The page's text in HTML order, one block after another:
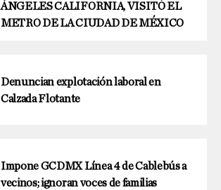
ÁNGELES CALIFORNIA, VISITÓ EL
METRO DE LA CIUDAD DE MÉXICO
Denuncian explotación laboral en
Calzada Flotante
Impone GCDMX Línea 4 de Cablebús a
vecinos; ignoran voces de familias